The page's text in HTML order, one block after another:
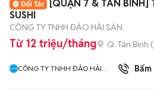
[QUẬN 7 & TÂN BÌNH]
SUSHI
CÔNG TY TNHH ĐẢO HẢI SẢN
Từ 12 triệu/tháng Q. Tân Bình (
CÔNG TY TNHH ĐẢO HẢI
10đã